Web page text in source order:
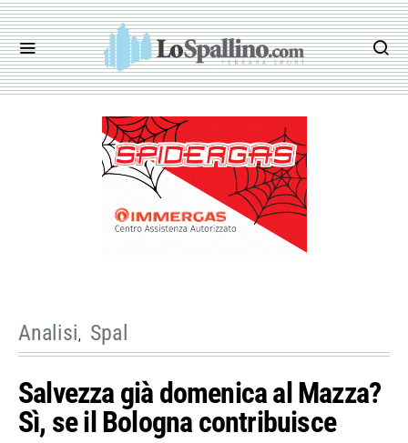
Analisi Spal
Salvezza già domenica al Mazza?
Sì, se il Bologna contribuisce